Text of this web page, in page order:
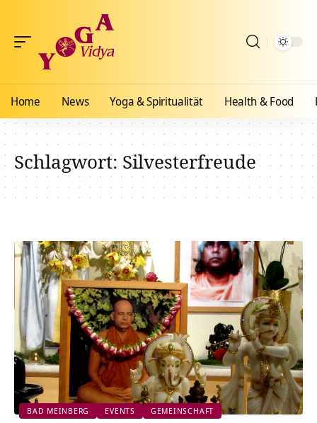
Home News Yoga & Spiritualität Health & Food
Schlagwort:Silvesterfreude
BAD MEINBERG EVENTS GEMEINSCHAFT